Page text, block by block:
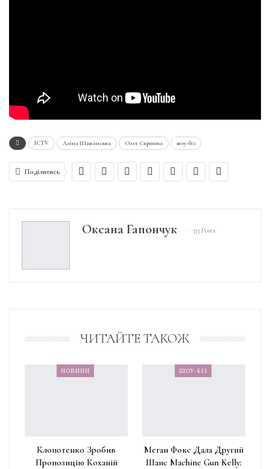
ICTV Аліна Шаманська Олег Скрипка шоу-біз
Поділитись
Оксана Гапончук 333 Posts
ЧИТАЙТЕ ТАКОЖ
НОВИНИ
Клопотенко Зробив
Пропозицію Коханій
ШОУ-БІЗ
Меган Фокс Дала Другий
Шанс Machine Gun Kelly: